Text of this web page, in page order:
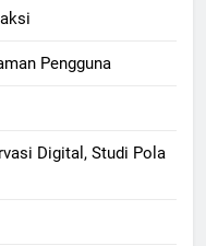
Pengguna
Digital, Studi Pola